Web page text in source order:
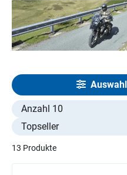
13 Produkte
Select limit